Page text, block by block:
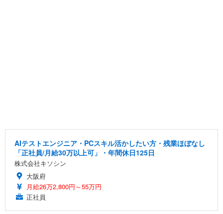
AIテストエンジニア・PCスキル活かしたい方・残業ほぼなし
「正社員/月給30万以上可」・年間休日125日
株式会社キソシン
大阪府
月給26万2,800円～55万円
正社員